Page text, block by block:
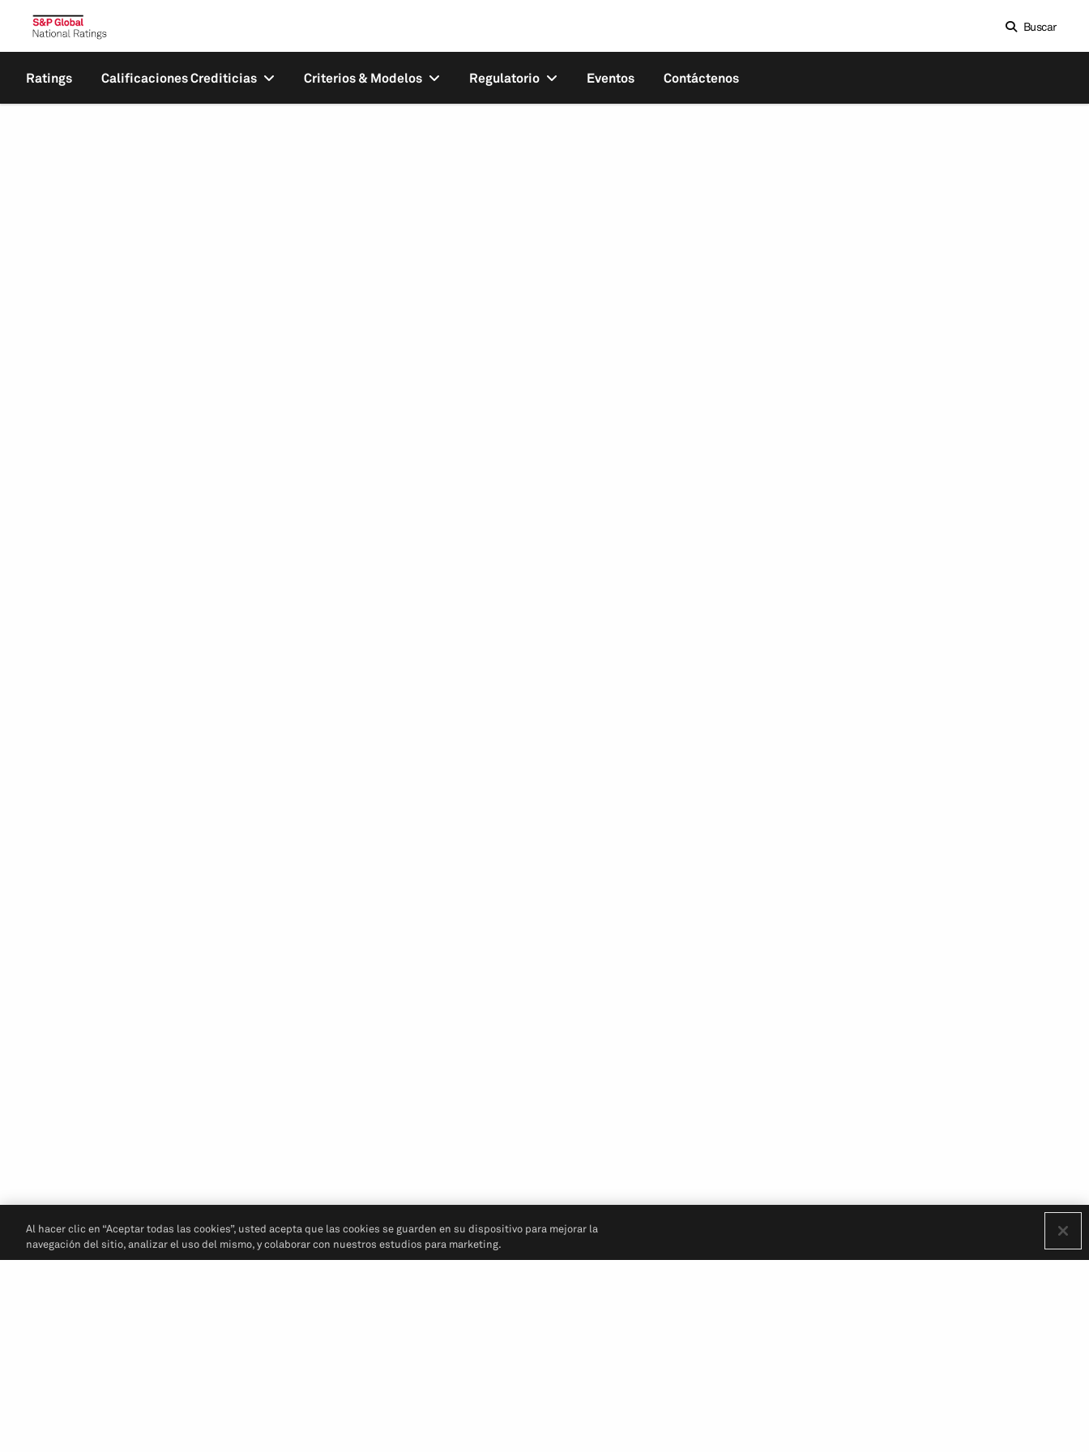
Buscar
Ratings Calificaciones Crediticias Criterios & Modelos Regulatorio Eventos Contáctenos
Al hacer clic en “Aceptar todas las cookies”, usted acepta que las cookies se guarden en su dispositivo para mejorar la
navegación del sitio, analizar el uso del mismo, y colaborar con nuestros estudios para marketing.